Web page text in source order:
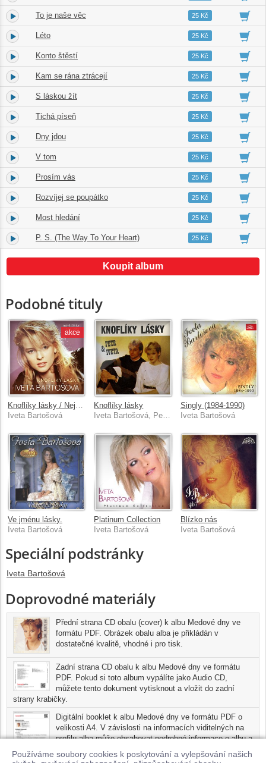
Používáme soubory cookies k poskytování a vylepšování našich
9. To je naše věc 04:2125 Kč
10. Léto 04:2025 Kč
11. Konto štěstí 03:5625 Kč
12. Kam se rána ztrácejí 02:4925 Kč
13. S láskou žít 03:4425 Kč
14. Tichá píseň 04:1625 Kč
15. Dny jdou 02:3125 Kč
16. V tom 02:1025 Kč
17. Prosím vás 04:3725 Kč
18. Rozvíjej se poupátko 03:0825 Kč
19. Most hledání 03:1625 Kč
20. P. S. (The Way To Your Heart) 03:3725 Kč
Koupit album
Podobné tituly
akce
Iveta Bartošová
Knoflíky lásky
Singly (1984-1990)
Iveta Bartošová
Ve jménu lásky.
Iveta Bartošová
Platinum Collection
Iveta Bartošová
Blízko nás
Iveta Bartošová
Speciální podstránky
Iveta Bartošová
Doprovodné materiály
Přední strana CD obalu (cover) k albu Medové dny ve
formátu PDF. Obrázek obalu alba je přikládán v
dostatečné kvalitě, vhodné i pro tisk.
Zadní strana CD obalu k albu Medové dny ve formátu
PDF. Pokud si toto album vypálíte jako Audio CD,
můžete tento dokument vytisknout a vložit do zadní
strany krabičky.
Digitální booklet k albu Medové dny ve formátu PDF o
velikosti A4. V závislosti na informacích viditelných na
profilu alba může obsahovat podrobné informace o albu a
jednotlivých skladbách, včetně seznamu participujících
umělců, přesného data a místa nahrání pro každou ze